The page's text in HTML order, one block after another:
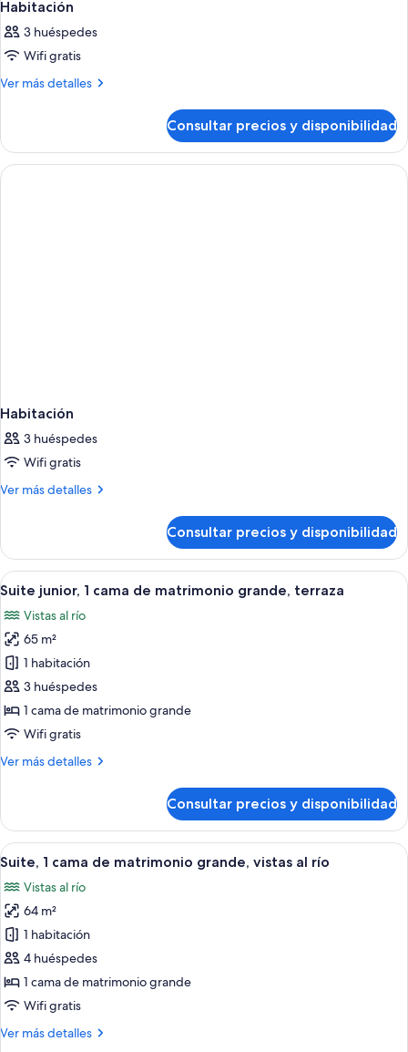
Habitación
3 huéspedes
Wifi gratis
Ver más detalles
Más
Consultar precios y disponibilidad
Habitación
3 huéspedes
Wifi gratis
Ver más detalles
Más
Consultar precios y disponibilidad
Abrir
todas
las
fotos
de
Suite
junior,
1
de
terraza
Habitación de hotel con una cama
5
Suite junior, 1 cama de matrimonio grande, terraza
Vistas al río
65 m²
1 habitación
3 huéspedes
1 cama de matrimonio grande
Wifi gratis
Ver más detalles
Más
junior,
cama
matrimonio
grande,
terraza
Consultar precios y disponibilidad
Abrir
todas
las
fotos
de
Suite,
1
cama
matrimonio
Una habitación de hotel con una
8
Suite, 1 cama de matrimonio grande, vistas al río
Vistas al río
64 m²
1 habitación
4 huéspedes
1 cama de matrimonio grande
Wifi gratis
Ver más detalles
Más